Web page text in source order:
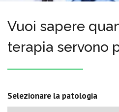
Vuoi sapere
terapia servono
Selezionare la patologia